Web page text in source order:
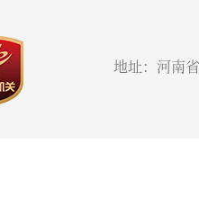
地址：河南